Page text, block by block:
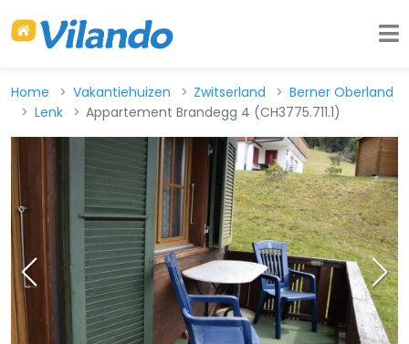
Home Vakantiehuizen Zwitserland
Berner Oberland
Lenk
Appartement Brandegg 4 (CH3775.711.1)